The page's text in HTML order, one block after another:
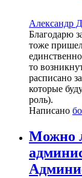
Александр
Благодарю
тоже
то
расписано
которые
роль).
Написано
Можно